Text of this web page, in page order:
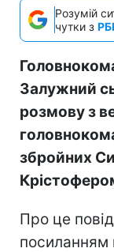
Розумій
чутки з
Залужний
розмову з
збройних
Про це
посиланням